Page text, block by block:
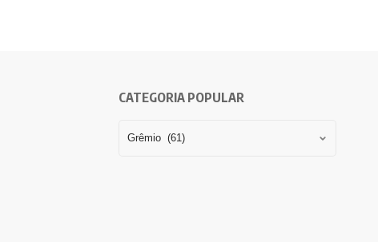
CATEGORIA POPULAR